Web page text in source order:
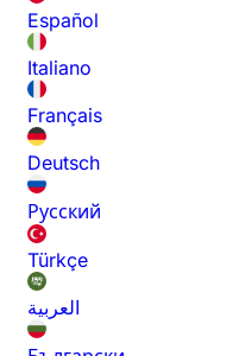
Español
Italiano
Français
Deutsch
Русский
Türkçe
العربية